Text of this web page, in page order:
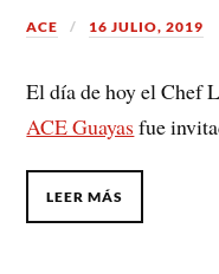
ACE 16 JULIO, 2019
El día de hoy el Chef
ACE Guayas fue
LEER MÁS